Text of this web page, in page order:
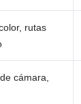
rutas
cámara,